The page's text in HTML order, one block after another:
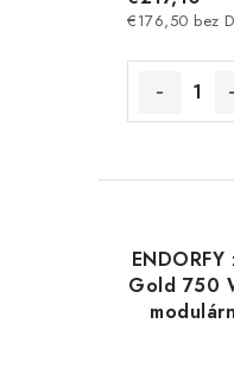
€176,50 bez
Gold 750